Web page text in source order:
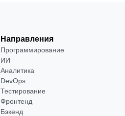
Направления
Программирование
ИИ
Аналитика
DevOps
Тестирование
Фронтенд
Бэкенд